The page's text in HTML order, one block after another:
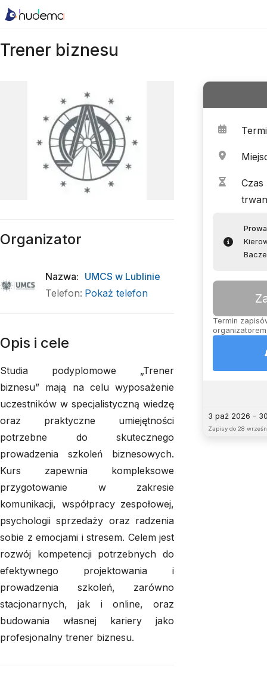
Trener biznesu
Czas
Termin
3 paź 2026 -
Zapisy do 28
Organizator
Nazwa: UMCS w Lublinie
Telefon: Pokaż telefon
Opis i cele
Studia podyplomowe „Trener
biznesu” mają na celu wyposażenie
uczestników w specjalistyczną wiedzę
oraz praktyczne umiejętności
potrzebne do skutecznego
prowadzenia szkoleń biznesowych.
Kurs zapewnia kompleksowe
przygotowanie w zakresie
komunikacji, współpracy zespołowej,
psychologii sprzedaży oraz radzenia
sobie z emocjami i stresem. Celem jest
rozwój kompetencji potrzebnych do
efektywnego projektowania i
prowadzenia szkoleń, zarówno
stacjonarnych, jak i online, oraz
budowania własnej kariery jako
profesjonalny trener biznesu.